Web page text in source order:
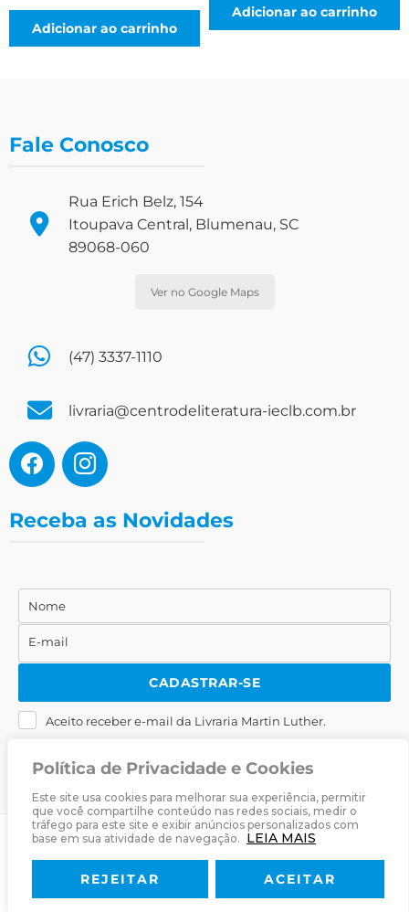
Política de Privacidade e Cookies
Este site usa cookies para melhorar sua experiência, permitir
que você compartilhe conteúdo nas redes sociais, medir o
tráfego para este site e exibir anúncios personalizados com
base em sua atividade de navegação. LEIA MAIS
REJEITAR ACEITAR
Adicionar ao carrinho
Adicionar ao carrinho
Fale Conosco
Rua Erich Belz, 154
Itoupava Central, Blumenau, SC
89068-060
Ver no Google Maps
(47) 3337-1110
livraria@centrodeliteratura-ieclb.com.br
Receba as Novidades
Nome
Nome
E-
mail
E-mail
CADASTRAR-SE
Aceito receber e-mail da Livraria Martin Luther.
Livraria Martin Luther· Desenvolvido porZwei Arts
Livraria Política de Privacidade Termos & Condições